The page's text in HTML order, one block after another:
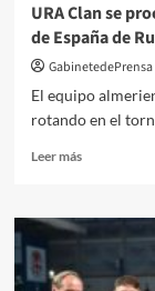
URA Clan se
de España de
GabinetedePrensa
El equipo
rotando en el
Leer másLeer
URA
Clan
proclama